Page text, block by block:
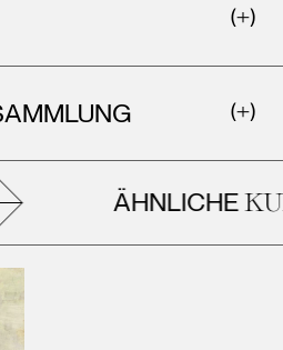
ÄHNLICHE
Sammlung hinzufügen